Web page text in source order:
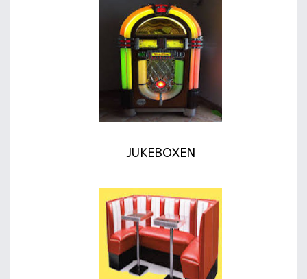
JUKEBOXEN